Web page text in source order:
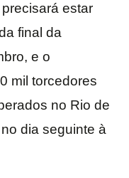
estar
final da
e o
mil torcedores
no Rio de
dia seguinte à